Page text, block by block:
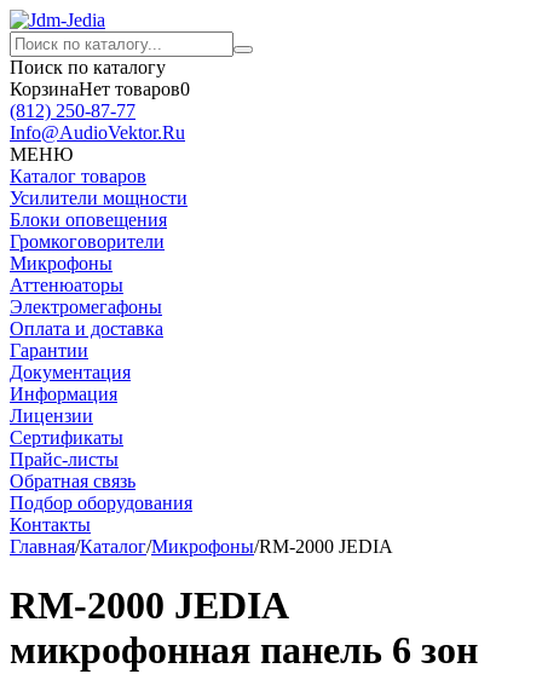
Поиск по каталогу
КорзинаНет товаров0
(812) 250-87-77
Info@AudioVektor.Ru
МЕНЮ
Каталог товаров
Усилители мощности
Блоки оповещения
Громкоговорители
Микрофоны
Аттенюаторы
Электромегафоны
Оплата и доставка
Гарантии
Документация
Информация
Лицензии
Сертификаты
Прайс-листы
Обратная связь
Подбор оборудования
Контакты
Главная/Каталог/Микрофоны/RM-2000 JEDIA
RM-2000 JEDIA
микрофонная панель 6 зон